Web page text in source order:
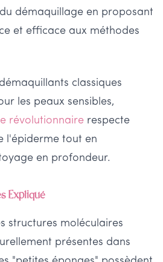
démaquillage en proposant
et efficace aux méthodes
classiques
les peaux sensibles,
révolutionnaire respecte
l'épiderme tout en
en profondeur.
Expliqué
structures moléculaires
présentes dans